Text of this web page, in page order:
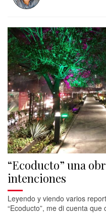
“Ecoducto” una
intenciones
Leyendo y viendo varios
“Ecoducto”, me di cuenta que